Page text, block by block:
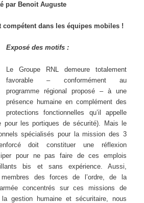
par Benoit Auguste
compétent dans les équipes mobiles !
Exposé des motifs :
Le Groupe RNL demeure totalement
favorable – conformément au
programme régional proposé – à une
présence humaine en complément des
protections fonctionnelles qu’il appelle
les portiques de sécurité). Mais le
spécialisés pour la mission des 3
doit constituer une réflexion
pour ne pas faire de ces emplois
bis et sans expérience. Aussi,
membres des forces de l’ordre, de la
concentrés sur ces missions de
gestion humaine et sécuritaire, nous